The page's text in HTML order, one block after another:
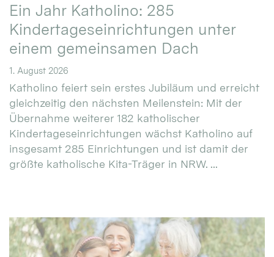
Ein Jahr Katholino: 285
Kindertageseinrichtungen unter
einem gemeinsamen Dach
1. August 2026
Katholino feiert sein erstes Jubiläum und erreicht
gleichzeitig den nächsten Meilenstein: Mit der
Übernahme weiterer 182 katholischer
Kindertageseinrichtungen wächst Katholino auf
insgesamt 285 Einrichtungen und ist damit der
größte katholische Kita-Träger in NRW. ...